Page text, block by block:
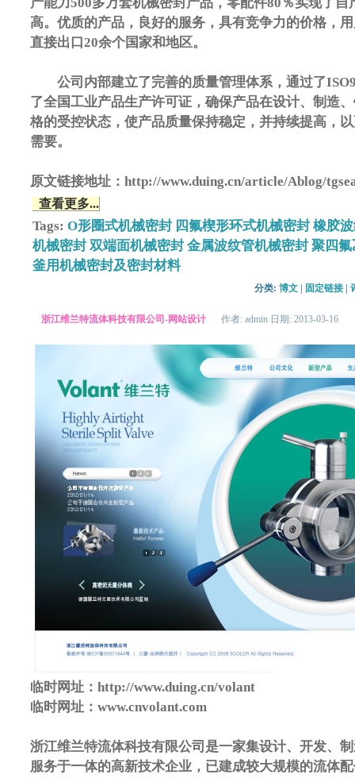
高。优质的产品，良好的服务，具有竞争力的价格，
直接出口20余个国家和地区。
公司内部建立了完善的质量管理体系，通过了
了全国工业产品生产许可证，确保产品在设计、制造
格的受控状态，使产品质量保持稳定，并持续提高，
需要。
原文链接地址：http://www.duing.cn/article/Ablog/
查看更多...
Tags: O形圈式机械密封 四氟楔形环式机械密封 橡胶
机械密封 双端面机械密封 金属波纹管机械密封 聚四
釜用机械密封及密封材料
分类: 博文 固定链接
浙江维兰特流体科技有限公司-网站设计 作者: admin 日期: 2013-03-16
临时网址：http://www.duing.cn/volant
临时网址：www.cnvolant.com
浙江维兰特流体科技有限公司是一家集设计、开发、
服务于一体的高新技术企业，已建成较大规模的流体